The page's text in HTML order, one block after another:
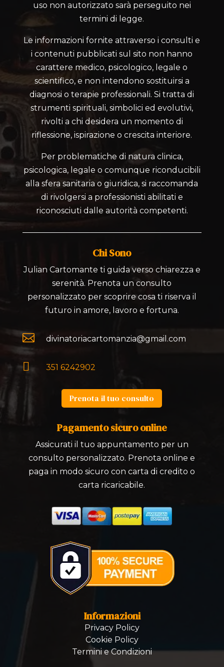
uso non autorizzato sarà perseguito nei
termini di legge.
Le informazioni fornite attraverso i consulti e
i contenuti pubblicati sul sito non hanno
carattere medico, psicologico, legale o
scientifico, e non intendono sostituirsi a
diagnosi o terapie professionali. Si tratta di
strumenti spirituali, simbolici ed evolutivi,
rivolti a chi desidera un momento di
riflessione, ispirazione o crescita interiore.
Per problematiche di natura clinica,
psicologica, legale o comunque riconducibili
alla sfera sanitaria o giuridica, si raccomanda
di rivolgersi a professionisti abilitati e
riconosciuti dalle autorità competenti.
Chi Sono
Julian Cartomante ti guida verso chiarezza e
serenità. Prenota un consulto
personalizzato per scoprire cosa ti riserva il
futuro in amore, lavoro e fortuna.
 divinatoriacartomanzia@gmail.com
 351 6242902
Prenota il tuo consulto
Pagamento sicuro online
Assicurati il tuo appuntamento per un
consulto personalizzato. Prenota online e
paga in modo sicuro con carta di credito o
carta ricaricabile.
Informazioni
Privacy Policy
Cookie Policy
Termini e Condizioni